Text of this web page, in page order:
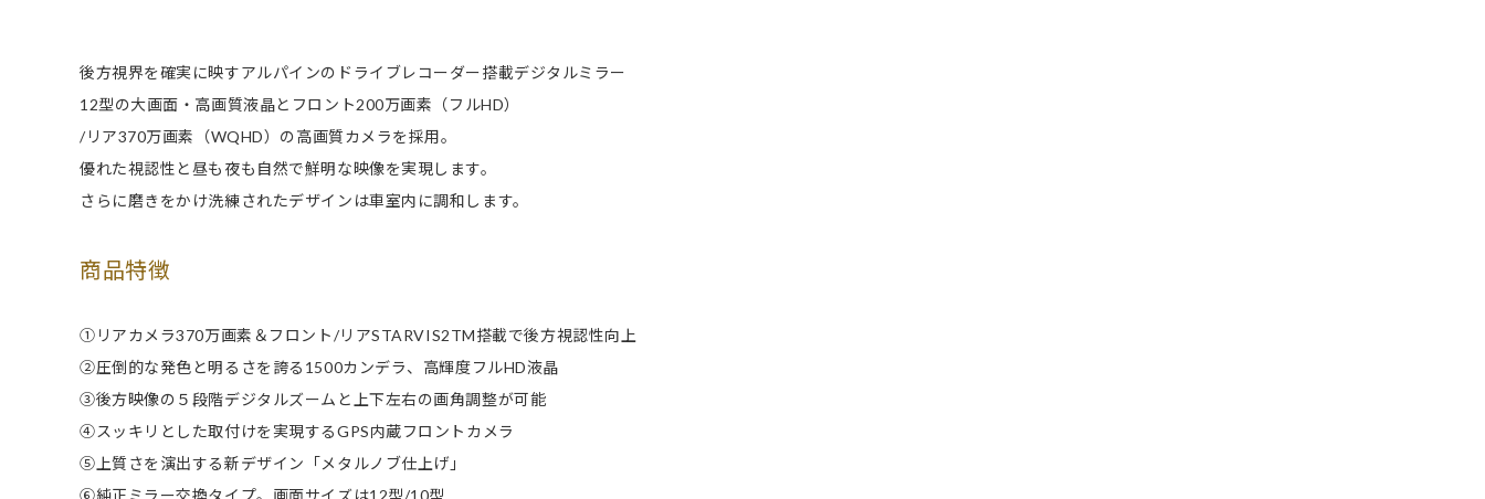
後方視界を確実に映すアルパインのドライブレコーダー搭載デジタルミラー
12型の大画面・高画質液晶とフロント200万画素（フルHD）
/リア370万画素（WQHD）の高画質カメラを採用。
優れた視認性と昼も夜も自然で鮮明な映像を実現します。
さらに磨きをかけ洗練されたデザインは車室内に調和します。
商品特徴
①リアカメラ370万画素＆フロント/リアSTARVIS2TM搭載で後方視認性向上
②圧倒的な発色と明るさを誇る1500カンデラ、高輝度フルHD液晶
③後方映像の５段階デジタルズームと上下左右の画角調整が可能
④スッキリとした取付けを実現するGPS内蔵フロントカメラ
⑤上質さを演出する新デザイン「メタルノブ仕上げ」
⑥純正ミラー交換タイプ。画面サイズは12型/10型